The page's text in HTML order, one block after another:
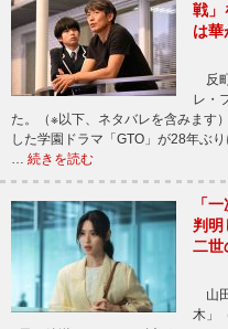
戦」
は華
反
レ・
た。（※以下、ネタバレを含みま
した学園ドラマ「GTO」が28年ぶ
… 続きを読む
「
判明
二世
山
木」